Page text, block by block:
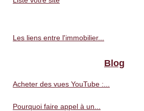
Les liens entre l'immobilier...
Blog
Acheter des vues YouTube :...
Pourquoi faire appel à un...